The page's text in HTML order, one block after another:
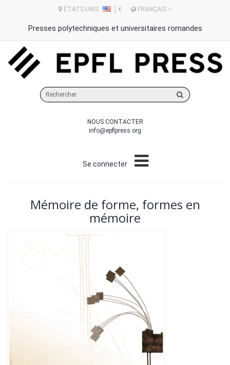
ÉTATS-UNIS € FRANÇAIS
Presses polytechniques et universitaires romandes
sur
site
NOUS CONTACTER
info@epflpress.org
Se connecter
Mémoire de forme, formes en
mémoire